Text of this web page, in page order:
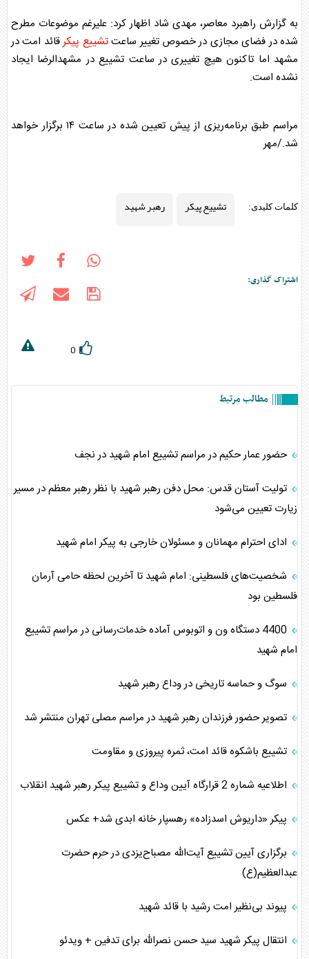
به گزارش راهبرد معاصر، مهدی شاد اظهار کرد: علیرغم موضوعات مطرح
شده در فضای مجازی در خصوص تغییر ساعتتشییع پیکرقائد امت در
مشهد اما تاکنون هیچ تغییری در ساعت تشییع در مشهدالرضا ایجاد
نشده است.
مراسم طبق برنامه‌ریزی از پیش تعیین شده در ساعت ۱۴ برگزار خواهد
شد./مهر
کلمات کلیدی: تشییع پیکر رهبر شهید
اشتراک گذاری:
0
مطالب مرتبط
حضور عمار حکیم در مراسم تشییع امام شهید در نجف
تولیت آستان قدس: محل دفن رهبر شهید با نظر رهبر معظم در مسیر
زیارت تعیین می‌شود
ادای احترام مهمانان و مسئولان خارجی به پیکر امام شهید
شخصیت‌های فلسطینی: امام شهید تا آخرین لحظه حامی آرمان
فلسطین بود
4400 دستگاه ون و اتوبوس آماده خدمات‌رسانی در مراسم تشییع
امام شهید
سوگ و حماسه تاریخی در وداع رهبر شهید
تصویر حضور فرزندان رهبر شهید در مراسم مصلی تهران منتشر شد
تشییع باشکوه قائد امت، ثمره پیروزی و مقاومت
اطلاعیه شماره 2 قرارگاه آیین وداع و تشییع پیکر رهبر شهید انقلاب
پیکر «داریوش اسدزاده» رهسپار خانه ابدی شد+ عکس
برگزاری آیین تشییع آیت‌الله مصباح‌یزدی در حرم حضرت
عبدالعظیم(ع)
پیوند بی‌نظیر امت رشید با قائد شهید
انتقال پیکر شهید سید حسن نصرالله برای تدفین + ویدئو